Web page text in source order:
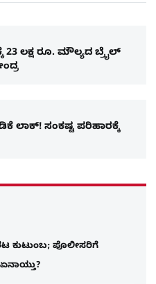
23 ಲಕ್ಷ ರೂ. ಮೌಲ್ಯದ ಬ್ರೈಲ್
ಲಾಕ್! ಸಂಕಷ್ಟ ಪರಿಹಾರಕ್ಕೆ
ಕುಟುಂಬ; ಪೊಲೀಸರಿಗೆ